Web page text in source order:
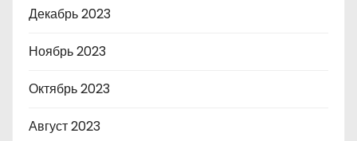
Декабрь 2023
Ноябрь 2023
Октябрь 2023
Август 2023